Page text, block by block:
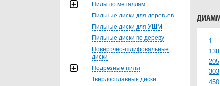
Пилы по металлам
Пильные диски для деревьев
Пильные диски для УШМ
Пильные диски по дереву
Поверочно-шлифовальные
диски
Подрезные пилы
Твердосплавные диски
1
138
205
303
450